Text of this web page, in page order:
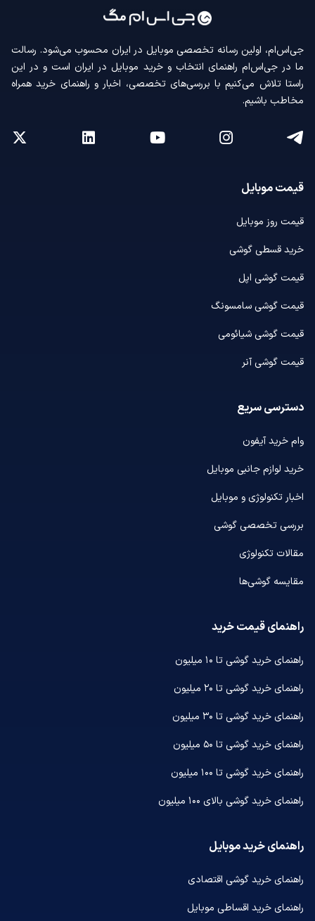
جی‌اس‌ام، اولین رسانه‌ تخصصی موبایل در ایران محسوب می‌شود. رسالت
ما در جی‌اس‌ام راهنمای انتخاب و خرید موبایل در ایران است و در این
راستا تلاش می‌کنیم با بررسی‌های تخصصی، اخبار و راهنمای خرید همراه
مخاطب باشیم.
قیمت موبایل
قیمت روز موبایل
خرید قسطی گوشی
قیمت گوشی اپل
قیمت گوشی سامسونگ
قیمت گوشی شیائومی
قیمت گوشی آنر
دسترسی سریع
وام خرید آیفون
خرید لوازم جانبی موبایل
اخبار تکنولوژی و موبایل
بررسی تخصصی گوشی
مقالات تکنولوژی
مقایسه گوشی‌ها
راهنمای قیمت خرید
راهنمای خرید گوشی تا ۱۰ میلیون
راهنمای خرید گوشی تا ۲۰ میلیون
راهنمای خرید گوشی تا ۳۰ میلیون
راهنمای خرید گوشی تا ۵۰ میلیون
راهنمای خرید گوشی تا ۱۰۰ میلیون
راهنمای خرید گوشی بالای ۱۰۰ میلیون
راهنمای خرید موبایل
راهنمای خرید گوشی اقتصادی
راهنمای خرید اقساطی موبایل